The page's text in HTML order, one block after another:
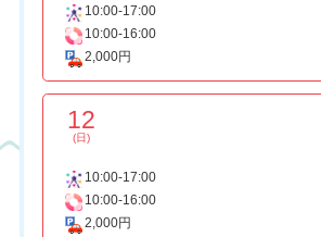
10:00-17:00
10:00-16:00
2,000円
12
(日)
10:00-17:00
10:00-16:00
2,000円